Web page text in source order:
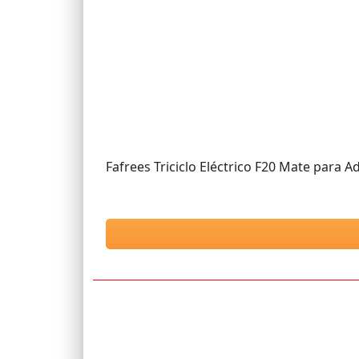
Fafrees Triciclo Eléctrico F20 Mate para